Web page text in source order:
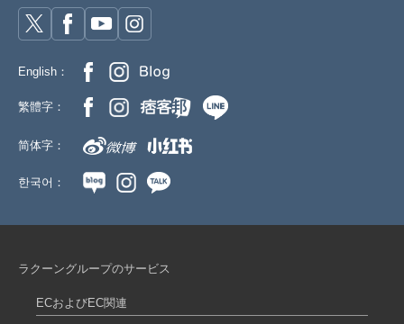
SD品番：11512428S110
10-6 ベージュB 130㎝
参考上代
SD品番：11512428S111
SD品番：11512428S112
English：
繁體字：
简体字：
한국어：
ラクーングループのサービス
ECおよびEC関連